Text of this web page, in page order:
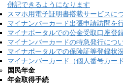
併記できるようになります
スマホ用電子証明書搭載サービスに
マイナンバーカード出張申請訪問を
マイナポータルでの公金受取口座登
マイナンバーカードの特急発行につ
マイナポータルでの保険証等登録状
マイナンバーカード（個人番号カード
国民年金
年金取得手続